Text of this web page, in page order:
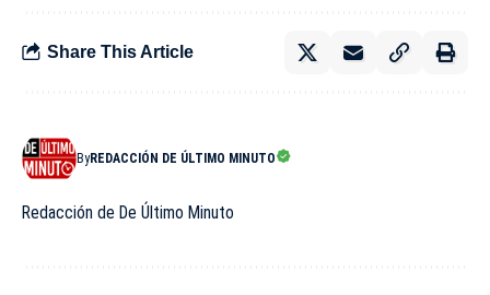
Share This Article
ByREDACCIÓN DE ÚLTIMO MINUTO
Redacción de De Último Minuto